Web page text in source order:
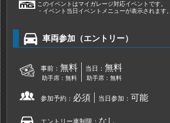
このイベントはマイガレージ対応イベントです。
・イベント当日イベントメニューが表示されます。
directions_car 車両参加（エントリー）
事前： 無料
助手席：無料
当日： 無料
助手席：無料
参加予約： 必須 当日参加： 可能
エントリー車制限： なし